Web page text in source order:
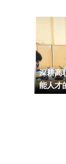
深耕高
能人才